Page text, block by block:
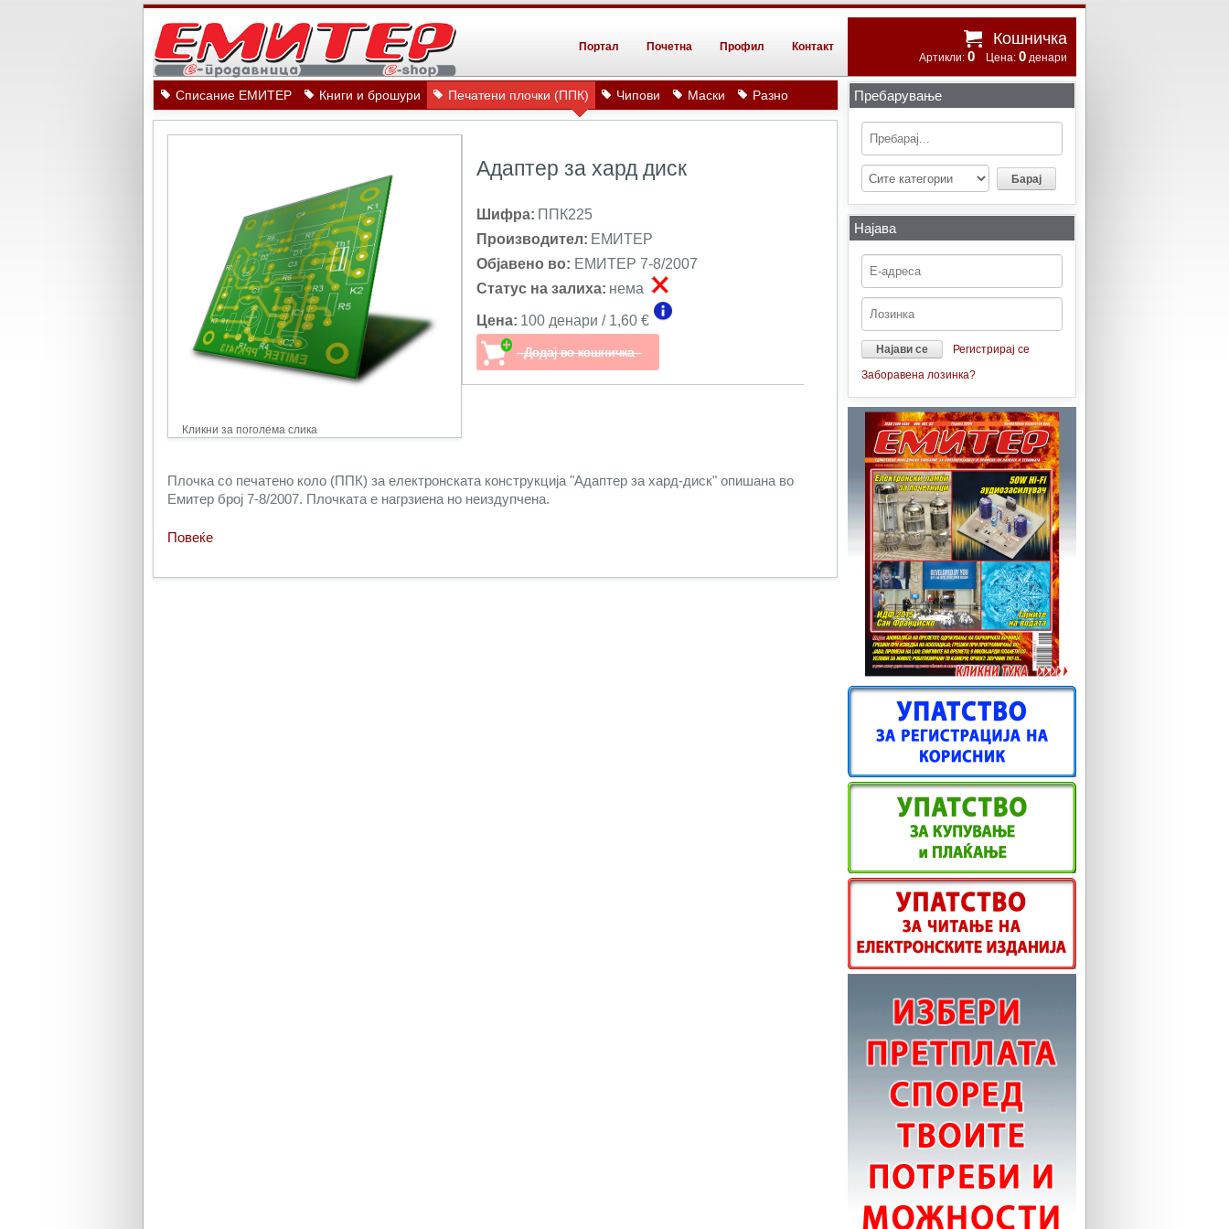
Кошничка
Артикли: 0 Цена: 0 денари
Портал Почетна Профил Контакт
Списание ЕМИТЕР Книги и брошури Печатени плочки (ППК) Чипови Маски Разно
Кликни за поголема слика
Адаптер за хард диск
Шифра: ППК225
Производител: ЕМИТЕР
Објавено во: ЕМИТЕР 7-8/2007
Статус на залиха: нема
Цена: 100 денари / 1,60 €
Плочка со печатено коло (ППК) за електронската конструкција "Адаптер за хард-диск" опишана во
Емитер број 7-8/2007. Плочката е нагрзиена но неиздупчена.
Повеќе
Пребарување
Најава
Регистрирај се
Заборавена лозинка?